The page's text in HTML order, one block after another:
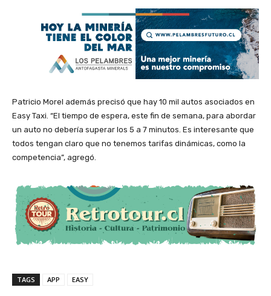
Patricio Morel además precisó que hay 10 mil autos asociados en
Easy Taxi. “El tiempo de espera, este fin de semana, para abordar
un auto no debería superar los 5 a 7 minutos. Es interesante que
todos tengan claro que no tenemos tarifas dinámicas, como la
competencia”, agregó.
TAGS APP EASY